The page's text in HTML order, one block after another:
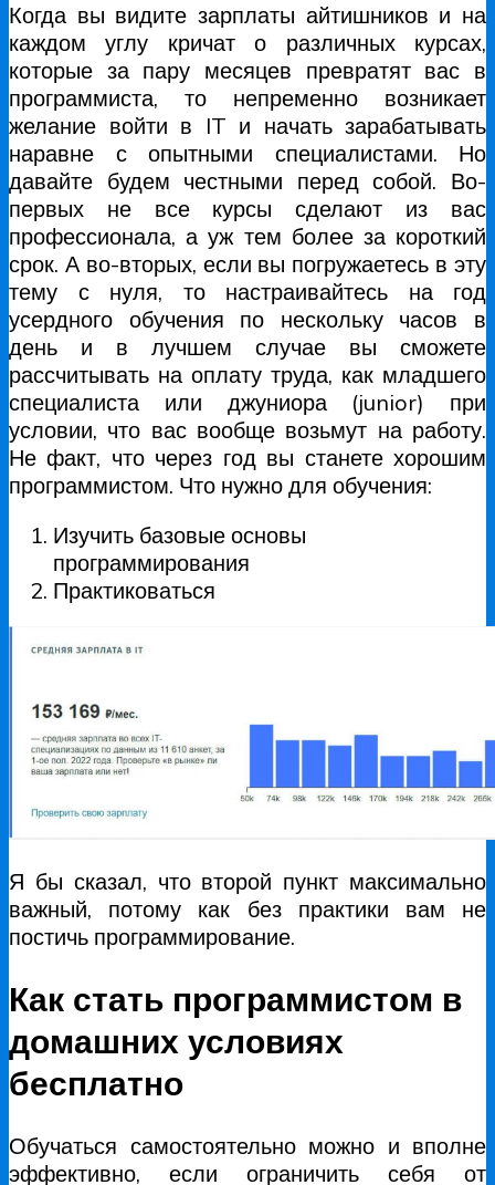
Когда вы видите зарплаты айтишников и на
каждом углу кричат о различных курсах,
которые за пару месяцев превратят вас в
программиста, то непременно возникает
желание войти в IT и начать зарабатывать
наравне с опытными специалистами. Но
давайте будем честными перед собой. Во-
первых не все курсы сделают из вас
профессионала, а уж тем более за короткий
срок. А во-вторых, если вы погружаетесь в эту
тему с нуля, то настраивайтесь на год
усердного обучения по нескольку часов в
день и в лучшем случае вы сможете
рассчитывать на оплату труда, как младшего
специалиста или джуниора (junior) при
условии, что вас вообще возьмут на работу.
Не факт, что через год вы станете хорошим
программистом. Что нужно для обучения:
Изучить базовые основы
программирования
Практиковаться
Я бы сказал, что второй пункт максимально
важный, потому как без практики вам не
постичь программирование.
Как стать программистом в
домашних условиях
бесплатно
Обучаться самостоятельно можно и вполне
эффективно, если ограничить себя от